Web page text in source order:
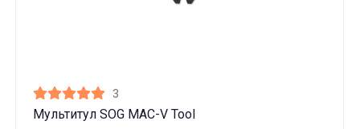
3
Мультитул SOG MAC-V Tool